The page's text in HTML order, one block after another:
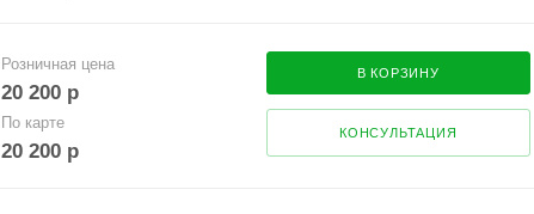
Розничная цена
20 200р
По карте
20 200р
В КОРЗИНУ
КОНСУЛЬТАЦИЯ